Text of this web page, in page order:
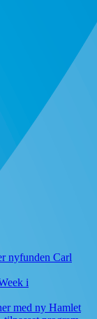
nyfunden Carl
i
med ny Hamlet